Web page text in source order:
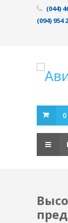
(044)
(094) 954
0